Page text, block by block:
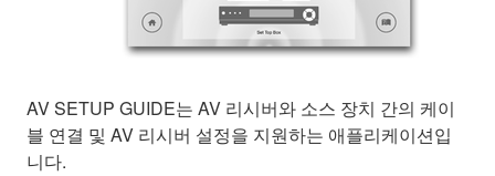
AV SETUP GUIDE는 AV 리시버와 소스 장치 간의 케이
블 연결 및 AV 리시버 설정을 지원하는 애플리케이션입
니다.